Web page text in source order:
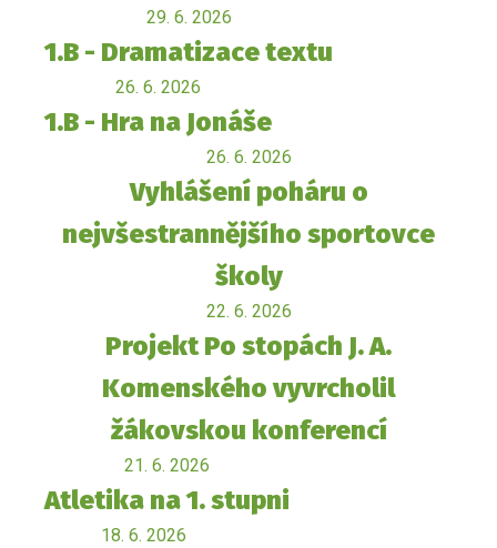
29. 6. 2026
1.B - Dramatizace textu
26. 6. 2026
1.B - Hra na Jonáše
26. 6. 2026
Vyhlášení poháru o
nejvšestrannějšího sportovce
školy
22. 6. 2026
Projekt Po stopách J. A.
Komenského vyvrcholil
žákovskou konferencí
21. 6. 2026
Atletika na 1. stupni
18. 6. 2026